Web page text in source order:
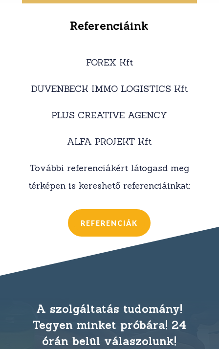
Referenciáink
FOREX Kft
DUVENBECK IMMO LOGISTICS Kft
PLUS CREATIVE AGENCY
ALFA PROJEKT Kft
További referenciákért látogasd meg
térképen is kereshető referenciáinkat:
REFERENCIÁK
A szolgáltatás tudomány!
Tegyen minket próbára! 24
órán belül válaszolunk!